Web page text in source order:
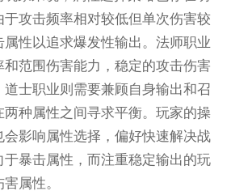
于攻击频率相对较低但单次伤害较
性以追求爆发性输出。法师职业
范围伤害能力，稳定的攻击伤害
士职业则需要兼顾自身输出和召
种属性之间寻求平衡。玩家的操
影响属性选择，偏好快速解决战
暴击属性，而注重稳定输出的玩
属性。